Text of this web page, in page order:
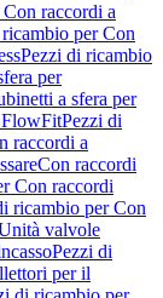
raccordi a
per Con
Pezzi di ricambio
per
a sfera per
FlowFitPezzi di
raccordi a
Con raccordi
Con raccordi
ricambio per Con
valvole
Pezzi di
per il